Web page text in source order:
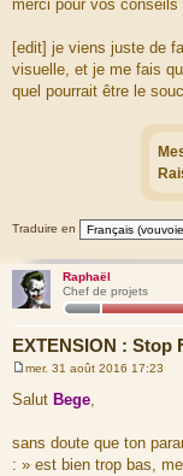
merci pour vos conseils
[edit] je viens juste de
visuelle, et je me fais
quel pourrait être le
Traduire en
Raphaël
Chef de projets
EXTENSION : Stop
e
s
a
g
e
mer. 31 août 2016 17:23
Salut Bege,
sans doute que ton
: » est bien trop bas,